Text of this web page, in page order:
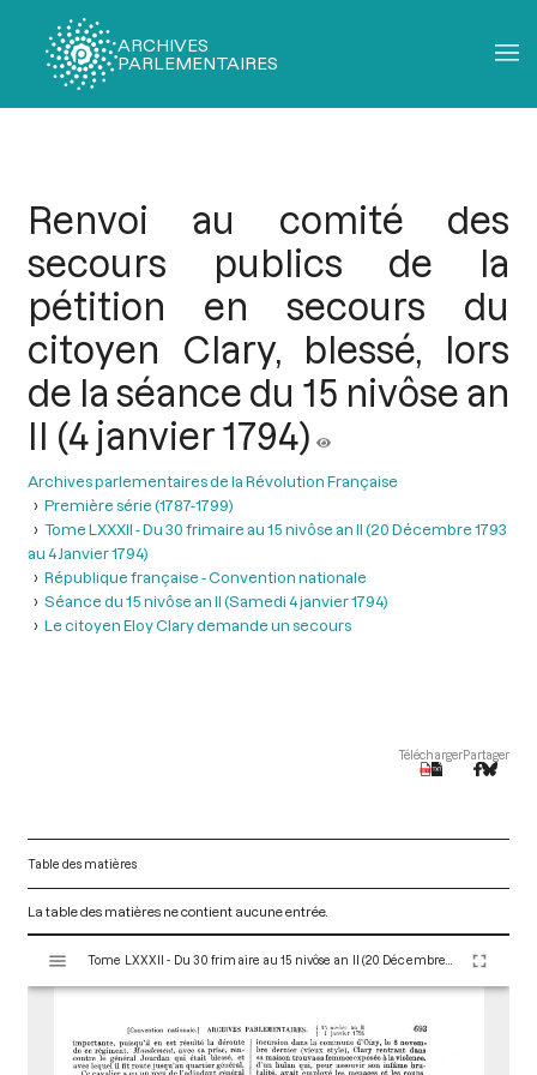
ARCHIVES
PARLEMENTAIRES
Renvoi au comité des
secours publics de la
pétition en secours du
citoyen Clary, blessé, lors
de la séance du 15 nivôse an
II (4 janvier 1794)
Archives parlementaires de la Révolution Française
Première série (1787-1799)
Tome LXXXII - Du 30 frimaire au 15 nivôse an II (20 Décembre 1793
au 4 Janvier 1794)
République française - Convention nationale
Séance du 15 nivôse an II (Samedi 4 janvier 1794)
Le citoyen Eloy Clary demande un secours
TéléchargerPartager
Table des matières
La table des matières ne contient aucune entrée.
s